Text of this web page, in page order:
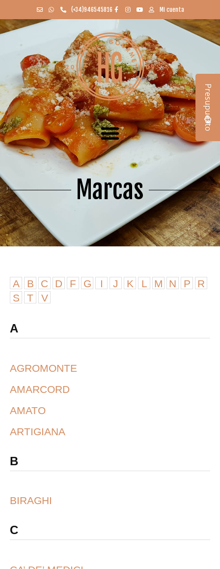
(+34)946545816 Mi cuenta
Marcas
A B C D F G I J K L M N P
R
S
T V
A
AGROMONTE
AMARCORD
AMATO
ARTIGIANA
B
BIRAGHI
C
Presupuesto